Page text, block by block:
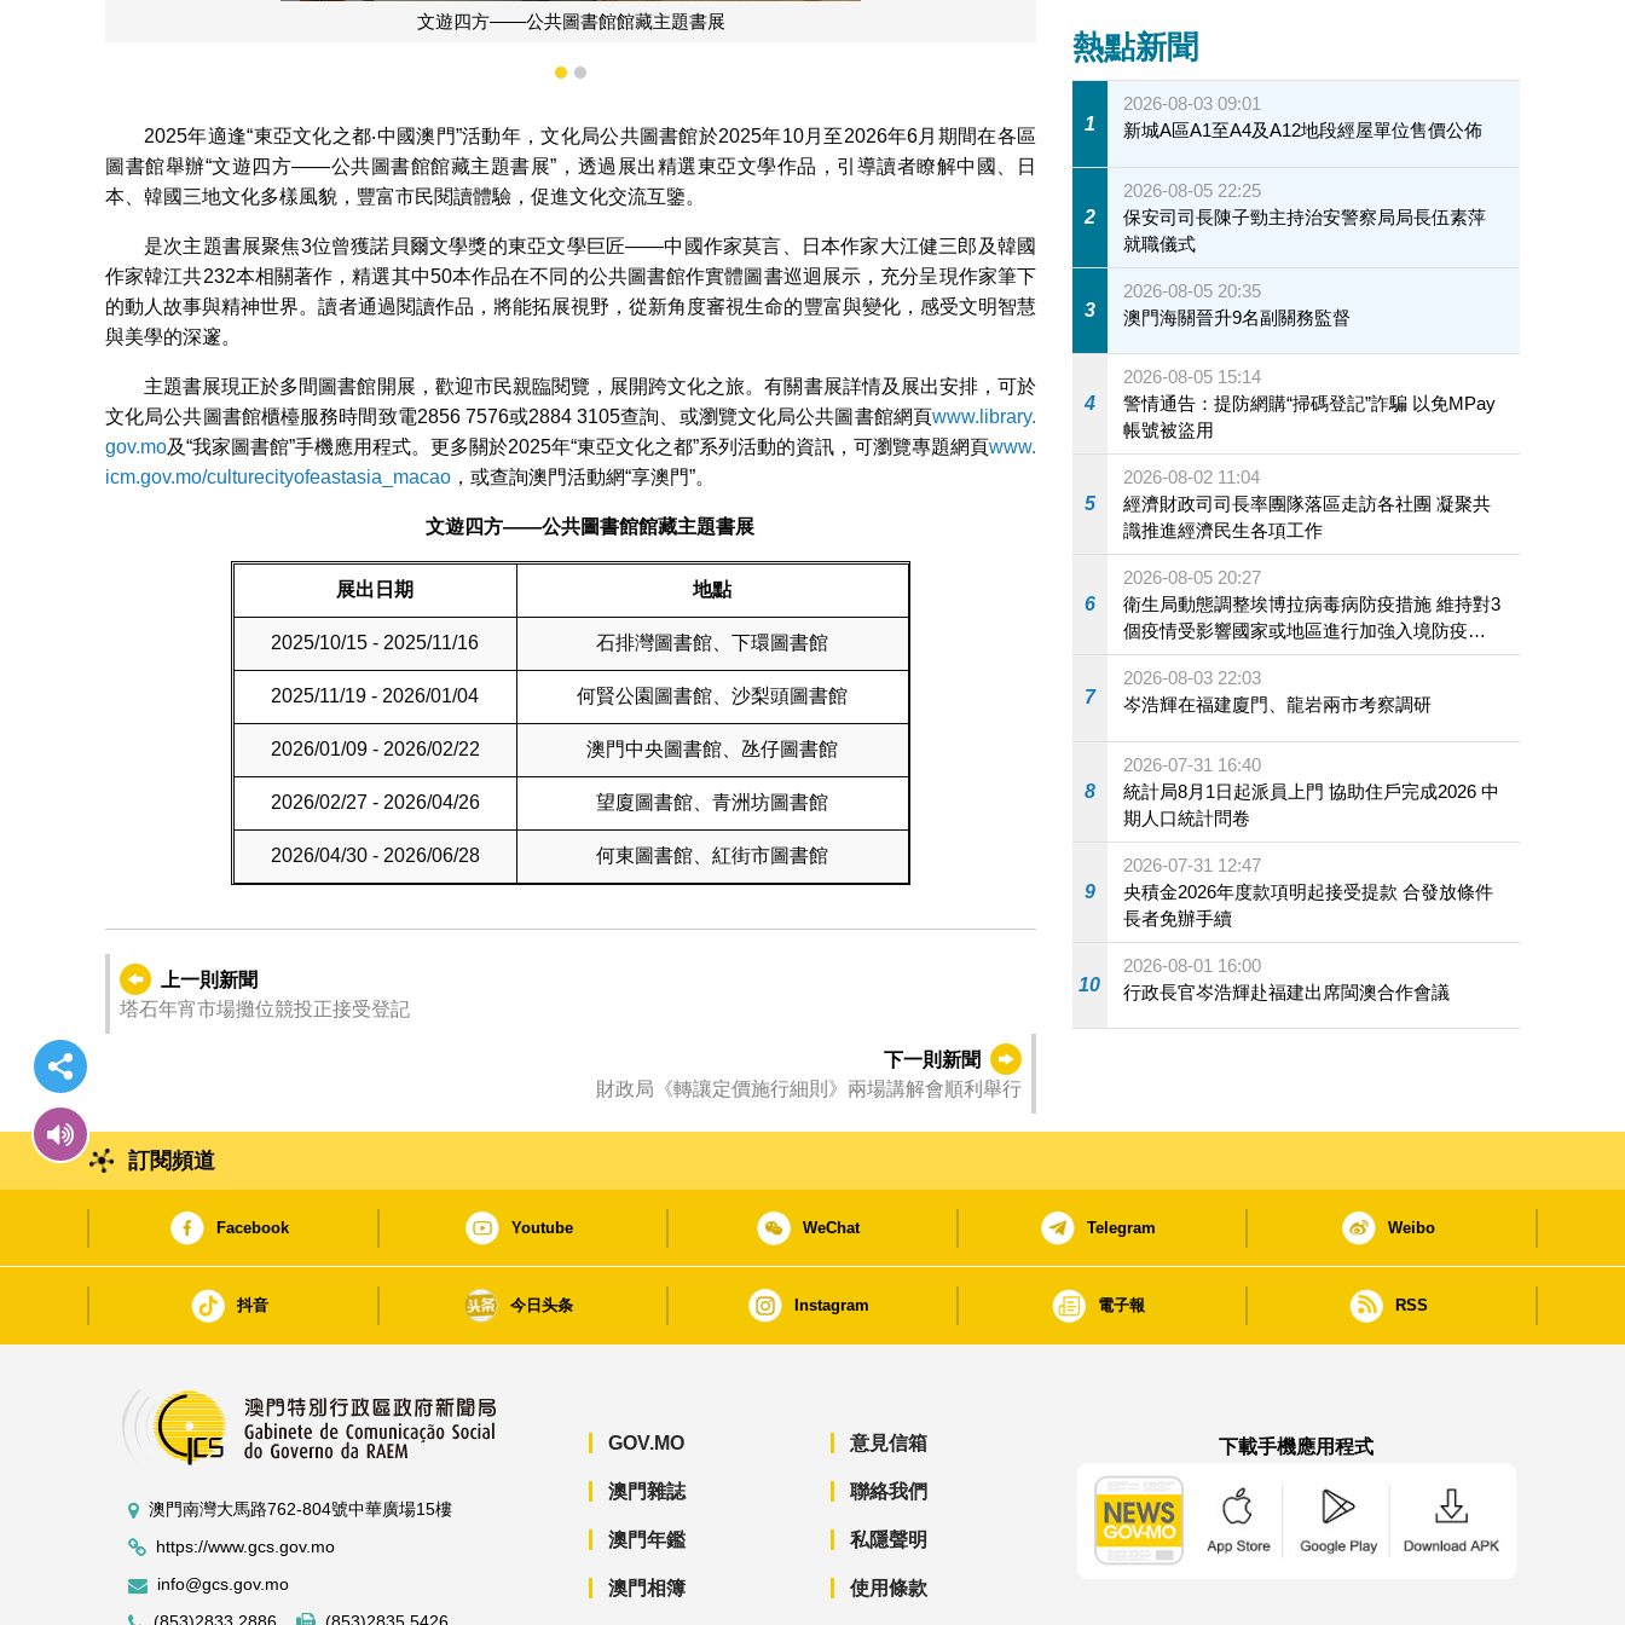
文遊四方——公共圖書館館藏主題書展
1 2
2025年適逢“東亞文化之都‧中國澳門”活動年，文化局公共圖書館於2025年10月至2026年6月期間在各區
圖書館舉辦“文遊四方——公共圖書館館藏主題書展”，透過展出精選東亞文學作品，引導讀者瞭解中國、日
本、韓國三地文化多樣風貌，豐富市民閱讀體驗，促進文化交流互鑒。
是次主題書展聚焦3位曾獲諾貝爾文學獎的東亞文學巨匠——中國作家莫言、日本作家大江健三郎及韓國
作家韓江共232本相關著作，精選其中50本作品在不同的公共圖書館作實體圖書巡迴展示，充分呈現作家筆下
的動人故事與精神世界。讀者通過閱讀作品，將能拓展視野，從新角度審視生命的豐富與變化，感受文明智慧
與美學的深邃。
主題書展現正於多間圖書館開展，歡迎市民親臨閱覽，展開跨文化之旅。有關書展詳情及展出安排，可於
文化局公共圖書館櫃檯服務時間致電2856 7576或2884 3105查詢、或瀏覽文化局公共圖書館網頁www.library.
gov.mo及“我家圖書館”手機應用程式。更多關於2025年“東亞文化之都”系列活動的資訊，可瀏覽專題網頁www.
icm.gov.mo/culturecityofeastasia_macao ，或查詢澳門活動網“享澳門”。
文遊四方——公共圖書館館藏主題書展
展出日期 地點
2025/10/15 - 2025/11/16 石排灣圖書館、下環圖書館
2025/11/19 - 2026/01/04 何賢公園圖書館、沙梨頭圖書館
2026/01/09 - 2026/02/22 澳門中央圖書館、氹仔圖書館
2026/02/27 - 2026/04/26 望廈圖書館、青洲坊圖書館
2026/04/30 - 2026/06/28 何東圖書館、紅街市圖書館
上一則新聞
塔石年宵市場攤位競投正接受登記
下一則新聞
財政局《轉讓定價施行細則》兩場講解會順利舉行
熱點新聞
1
2026-08-03 09:01
新城A區A1至A4及A12地段經屋單位售價公佈
2
2026-08-05 22:25
保安司司長陳子勁主持治安警察局局長伍素萍
就職儀式
3
2026-08-05 20:35
澳門海關晉升9名副關務監督
4
2026-08-05 15:14
警情通告：提防網購“掃碼登記”詐騙 以免MPay
帳號被盜用
5
2026-08-02 11:04
經濟財政司司長率團隊落區走訪各社團 凝聚共
識推進經濟民生各項工作
6
2026-08-05 20:27
衛生局動態調整埃博拉病毒病防疫措施 維持對3
個疫情受影響國家或地區進行加強入境防疫措
施
7
2026-08-03 22:03
岑浩輝在福建廈門、龍岩兩市考察調研
8
2026-07-31 16:40
統計局8月1日起派員上門 協助住戶完成2026 中
期人口統計問卷
9
2026-07-31 12:47
央積金2026年度款項明起接受提款 合發放條件
長者免辦手續
10
2026-08-01 16:00
行政長官岑浩輝赴福建出席閩澳合作會議
訂閱頻道
Facebook Youtube WeChat Telegram Weibo
抖音 今日头条 Instagram 電子報 RSS
澳門南灣大馬路762-804號中華廣場15樓
https://www.gcs.gov.mo
info@gcs.gov.mo
(853)2833 2886
(853)2835 5426
GOV.MO
澳門雜誌
澳門年鑑
澳門相簿
意見信箱
聯絡我們
私隱聲明
使用條款
下載手機應用程式